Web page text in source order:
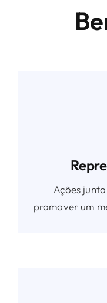
Ações
promover um